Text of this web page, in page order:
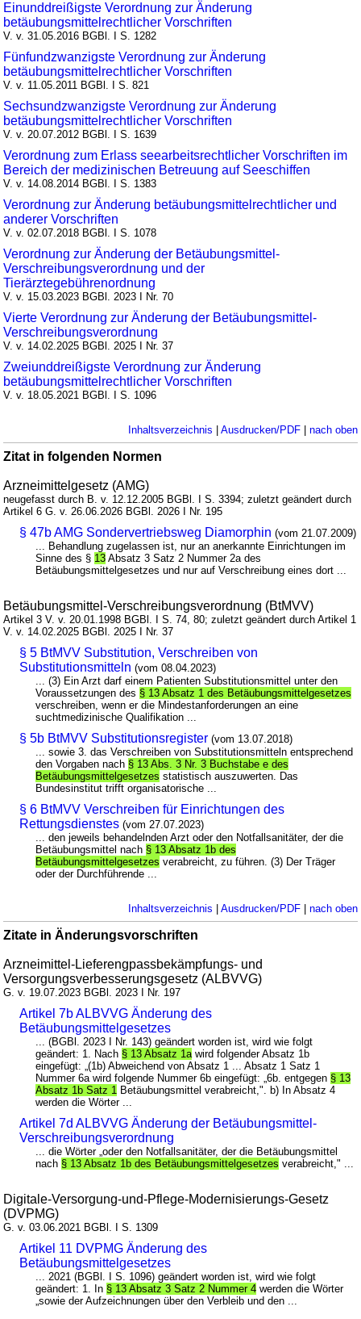
Einunddreißigste Verordnung zur Änderung
betäubungsmittelrechtlicher Vorschriften
V. v. 31.05.2016 BGBl. I S. 1282
Fünfundzwanzigste Verordnung zur Änderung
betäubungsmittelrechtlicher Vorschriften
V. v. 11.05.2011 BGBl. I S. 821
Sechsundzwanzigste Verordnung zur Änderung
betäubungsmittelrechtlicher Vorschriften
V. v. 20.07.2012 BGBl. I S. 1639
Verordnung zum Erlass seearbeitsrechtlicher Vorschriften im
Bereich der medizinischen Betreuung auf Seeschiffen
V. v. 14.08.2014 BGBl. I S. 1383
Verordnung zur Änderung betäubungsmittelrechtlicher und
anderer Vorschriften
V. v. 02.07.2018 BGBl. I S. 1078
Verordnung zur Änderung der Betäubungsmittel-
Verschreibungsverordnung und der
Tierärztegebührenordnung
V. v. 15.03.2023 BGBl. 2023 I Nr. 70
Vierte Verordnung zur Änderung der Betäubungsmittel-
Verschreibungsverordnung
V. v. 14.02.2025 BGBl. 2025 I Nr. 37
Zweiunddreißigste Verordnung zur Änderung
betäubungsmittelrechtlicher Vorschriften
V. v. 18.05.2021 BGBl. I S. 1096
Inhaltsverzeichnis Ausdrucken/PDF| nach oben
Zitat in folgenden Normen
Arzneimittelgesetz (AMG)
neugefasst durch B. v. 12.12.2005 BGBl. I S. 3394; zuletzt geändert durch
Artikel 6 G. v. 26.06.2026 BGBl. 2026 I Nr. 195
§ 47b AMG Sondervertriebsweg Diamorphin (vom 21.07.2009)
... Behandlung zugelassen ist, nur an anerkannte Einrichtungen im
Sinne des § 13 Absatz 3 Satz 2 Nummer 2a des
Betäubungsmittelgesetzes und nur auf Verschreibung eines dort ...
Betäubungsmittel-Verschreibungsverordnung (BtMVV)
Artikel 3 V. v. 20.01.1998 BGBl. I S. 74, 80; zuletzt geändert durch Artikel 1
V. v. 14.02.2025 BGBl. 2025 I Nr. 37
§ 5 BtMVV Substitution, Verschreiben von
Substitutionsmitteln (vom 08.04.2023)
... (3) Ein Arzt darf einem Patienten Substitutionsmittel unter den
Voraussetzungen des § 13 Absatz 1 des Betäubungsmittelgesetzes
verschreiben, wenn er die Mindestanforderungen an eine
suchtmedizinische Qualifikation ...
§ 5b BtMVV Substitutionsregister (vom 13.07.2018)
... sowie 3. das Verschreiben von Substitutionsmitteln entsprechend
den Vorgaben nach § 13 Abs. 3 Nr. 3 Buchstabe e des
Betäubungsmittelgesetzes statistisch auszuwerten. Das
Bundesinstitut trifft organisatorische ...
§ 6 BtMVV Verschreiben für Einrichtungen des
Rettungsdienstes (vom 27.07.2023)
... den jeweils behandelnden Arzt oder den Notfallsanitäter, der die
Betäubungsmittel nach § 13 Absatz 1b des
Betäubungsmittelgesetzes verabreicht, zu führen. (3) Der Träger
oder der Durchführende ...
Inhaltsverzeichnis Ausdrucken/PDF| nach oben
Zitate in Änderungsvorschriften
Arzneimittel-Lieferengpassbekämpfungs- und
Versorgungsverbesserungsgesetz (ALBVVG)
G. v. 19.07.2023 BGBl. 2023 I Nr. 197
Artikel 7b ALBVVG Änderung des
Betäubungsmittelgesetzes
... (BGBl. 2023 I Nr. 143) geändert worden ist, wird wie folgt
geändert: 1. Nach § 13 Absatz 1awird folgender Absatz 1b
eingefügt: „(1b) Abweichend von Absatz 1 ... Absatz 1 Satz 1
Nummer 6a wird folgende Nummer 6b eingefügt: „6b. entgegen § 13
Absatz 1b Satz 1 Betäubungsmittel verabreicht,". b) In Absatz 4
werden die Wörter ...
Artikel 7d ALBVVG Änderung der Betäubungsmittel-
Verschreibungsverordnung
... die Wörter „oder den Notfallsanitäter, der die Betäubungsmittel
nach § 13 Absatz 1b des Betäubungsmittelgesetzes verabreicht," ...
Digitale-Versorgung-und-Pflege-Modernisierungs-Gesetz
(DVPMG)
G. v. 03.06.2021 BGBl. I S. 1309
Artikel 11 DVPMG Änderung des
Betäubungsmittelgesetzes
... 2021 (BGBl. I S. 1096) geändert worden ist, wird wie folgt
geändert: 1. In § 13 Absatz 3 Satz 2 Nummer 4 werden die Wörter
„sowie der Aufzeichnungen über den Verbleib und den ...